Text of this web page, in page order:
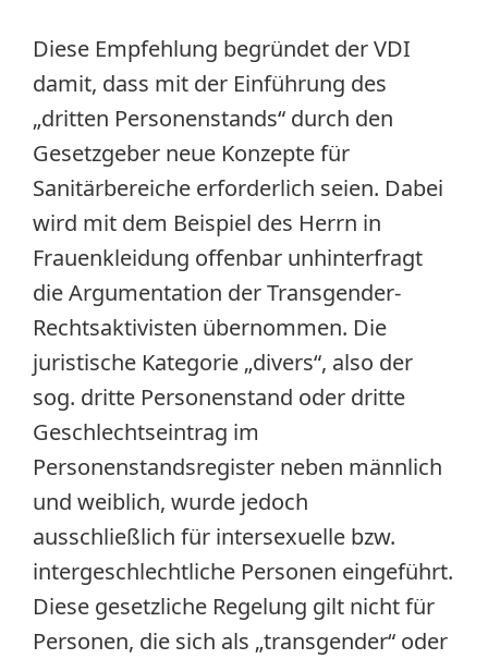
Diese Empfehlung begründet der VDI
damit, dass mit der Einführung des
„dritten Personenstands“ durch den
Gesetzgeber neue Konzepte für
Sanitärbereiche erforderlich seien. Dabei
wird mit dem Beispiel des Herrn in
Frauenkleidung offenbar unhinterfragt
die Argumentation der Transgender-
Rechtsaktivisten übernommen. Die
juristische Kategorie „divers“, also der
sog. dritte Personenstand oder dritte
Geschlechtseintrag im
Personenstandsregister neben männlich
und weiblich, wurde jedoch
ausschließlich für intersexuelle bzw.
intergeschlechtliche Personen eingeführt.
Diese gesetzliche Regelung gilt nicht für
Personen, die sich als „transgender“ oder